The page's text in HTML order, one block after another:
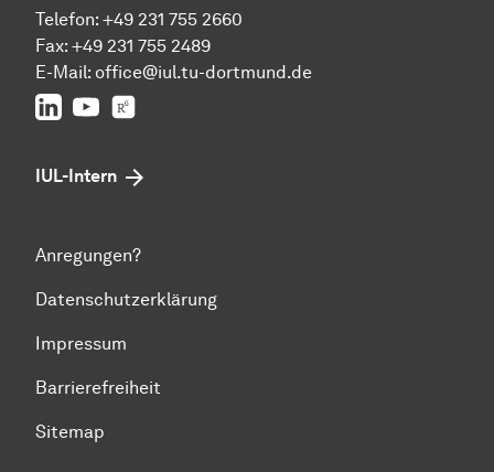
Telefon: +49 231 755 2660
Fax: +49 231 755 2489
E-Mail: office@iul.tu-dortmund.de
LinkedIn
Youtube
IUL-Intern
Anregungen?
Datenschutzerklärung
Impressum
Barrierefreiheit
Sitemap